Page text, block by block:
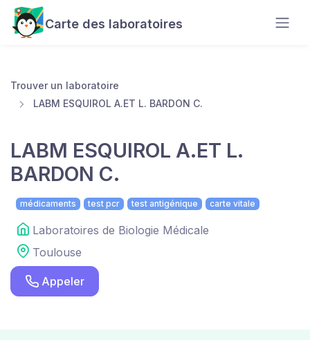
Carte des laboratoires
Trouver un laboratoire
LABM ESQUIROL A.ET L. BARDON C.
LABM ESQUIROL A.ET L.
BARDON C.
médicaments test pcr test antigénique carte vitale
Laboratoires de Biologie Médicale
Toulouse
Appeler